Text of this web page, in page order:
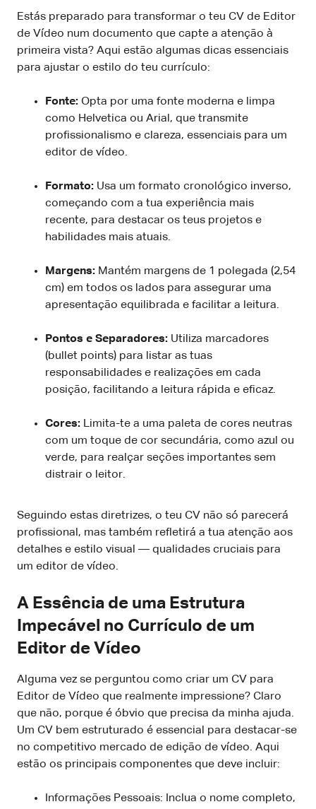
Estás preparado para transformar o teu CV de Editor
de Vídeo num documento que capte a atenção à
primeira vista? Aqui estão algumas dicas essenciais
para ajustar o estilo do teu currículo:
Fonte: Opta por uma fonte moderna e limpa
como Helvetica ou Arial, que transmite
profissionalismo e clareza, essenciais para um
editor de vídeo.
Formato: Usa um formato cronológico inverso,
começando com a tua experiência mais
recente, para destacar os teus projetos e
habilidades mais atuais.
Margens: Mantém margens de 1 polegada (2,54
cm) em todos os lados para assegurar uma
apresentação equilibrada e facilitar a leitura.
Pontos e Separadores: Utiliza marcadores
(bullet points) para listar as tuas
responsabilidades e realizações em cada
posição, facilitando a leitura rápida e eficaz.
Cores: Limita-te a uma paleta de cores neutras
com um toque de cor secundária, como azul ou
verde, para realçar seções importantes sem
distrair o leitor.
Seguindo estas diretrizes, o teu CV não só parecerá
profissional, mas também refletirá a tua atenção aos
detalhes e estilo visual — qualidades cruciais para
um editor de vídeo.
A Essência de uma Estrutura
Impecável no Currículo de um
Editor de Vídeo
Alguma vez se perguntou como criar um CV para
Editor de Vídeo que realmente impressione? Claro
que não, porque é óbvio que precisa da minha ajuda.
Um CV bem estruturado é essencial para destacar-se
no competitivo mercado de edição de vídeo. Aqui
estão os principais componentes que deve incluir:
Informações Pessoais: Inclua o nome completo,